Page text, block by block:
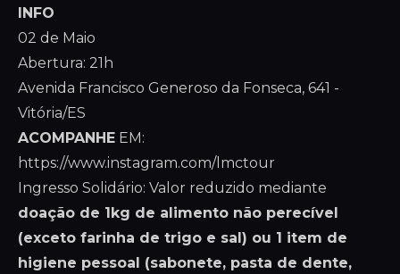
INFO
02 de Maio
Abertura: 21h
Avenida Francisco Generoso da Fonseca, 641 -
Vitória/ES
ACOMPANHE EM:
https://www.instagram.com/lmctour
Ingresso Solidário: Valor reduzido mediante
doação de 1kg de alimento não perecível
(exceto farinha de trigo e sal) ou 1 item de
higiene pessoal (sabonete, pasta de dente,